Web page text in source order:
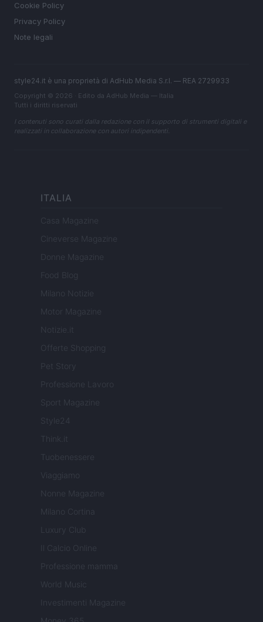
Cookie Policy
Privacy Policy
Note legali
style24.it è una proprietà di AdHub Media S.r.l. — REA 2729933
Copyright © 2026 · Edito da AdHub Media — Italia
Tutti i diritti riservati
I contenuti sono curati dalla redazione con il supporto di strumenti digitali e
realizzati in collaborazione con autori indipendenti.
ITALIA
Casa Magazine
Cineverse Magazine
Donne Magazine
Food Blog
Milano Notizie
Motor Magazine
Notizie.it
Offerte Shopping
Pet Story
Professione Lavoro
Sport Magazine
Style24
Think.it
Tuobenessere
Viaggiamo
Nonne Magazine
Milano Cortina
Luxury Club
Il Calcio Online
Professione mamma
World Music
Investimenti Magazine